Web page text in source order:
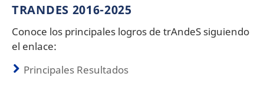
TRANDES 2016-2025
Conoce los principales logros de trAndeS siguiendo
el enlace:
Principales Resultados